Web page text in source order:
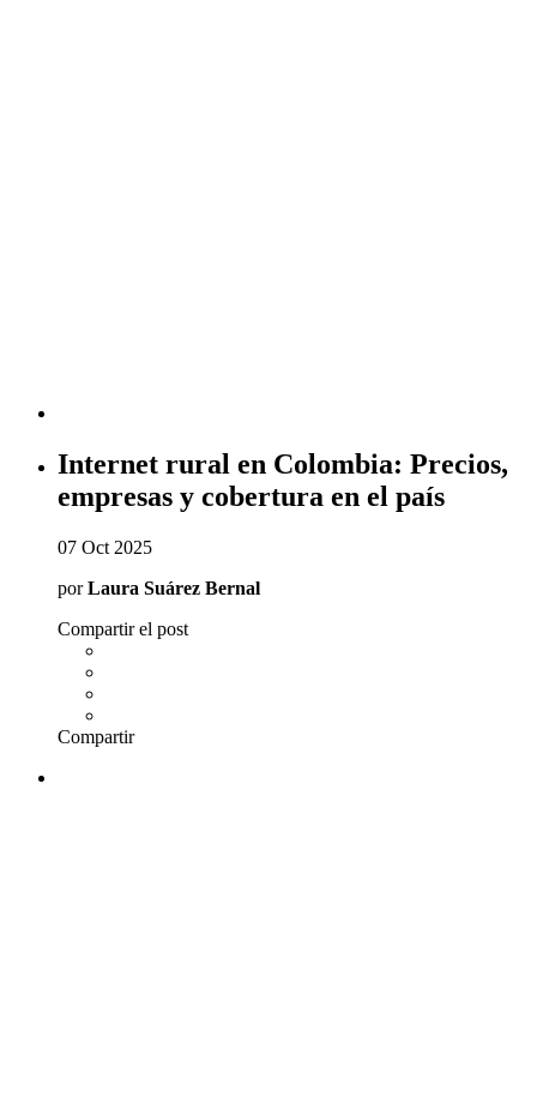
Internet rural en Colombia: Precios,
empresas y cobertura en el país
07 Oct 2025
porLaura Suárez Bernal
Compartir el post
Compartir